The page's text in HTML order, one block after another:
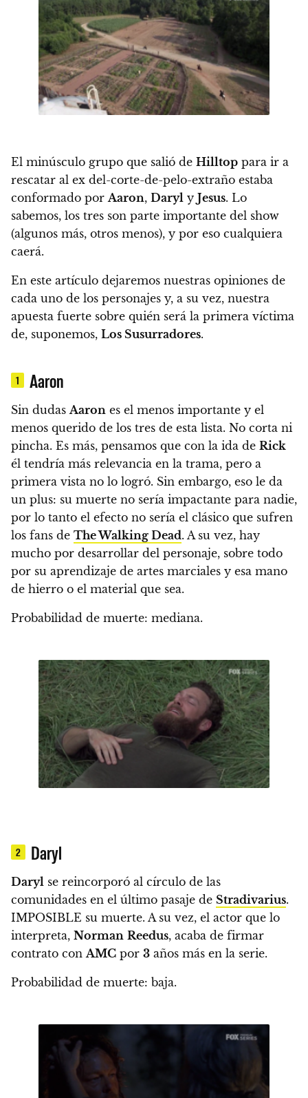
El minúsculo grupo que salió de Hilltop para ir a
rescatar al ex del-corte-de-pelo-extraño estaba
conformado porAaron, Daryl y Jesus. Lo
sabemos, los tres son parte importante del show
(algunos más, otros menos), y por eso cualquiera
caerá.
En este artículo dejaremos nuestras opiniones de
cada uno de los personajes y, a su vez, nuestra
apuesta fuerte sobre quién será la primera víctima
de, suponemos, Los Susurradores.
1 Aaron
Sin dudasAaron es el menos importante y el
menos querido de los tres de esta lista. No corta ni
pincha. Es más, pensamos que con la ida de Rick
él tendría más relevancia en la trama, pero a
primera vista no lo logró. Sin embargo, eso le da
un plus: su muerte no sería impactante para nadie,
por lo tanto el efecto no sería el clásico que sufren
los fans de The Walking Dead. A su vez, hay
mucho por desarrollar del personaje, sobre todo
por su aprendizaje de artes marciales y esa mano
de hierro o el material que sea.
Probabilidad de muerte: mediana.
2 Daryl
Daryl se reincorporó al círculo de las
comunidades en el último pasaje de Stradivarius.
IMPOSIBLE su muerte. A su vez, el actor que lo
interpreta, Norman Reedus, acaba de firmar
contrato conAMC por 3 años más en la serie.
Probabilidad de muerte: baja.